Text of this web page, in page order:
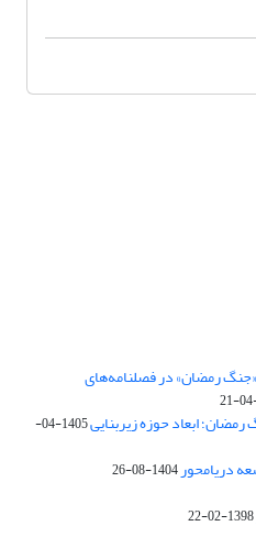
«جنگ رمضان» در فصلنامه‌های
ابعاد حوزه زیربنایی
1405-04-
دریامحور1404-08-26
1398-02-22